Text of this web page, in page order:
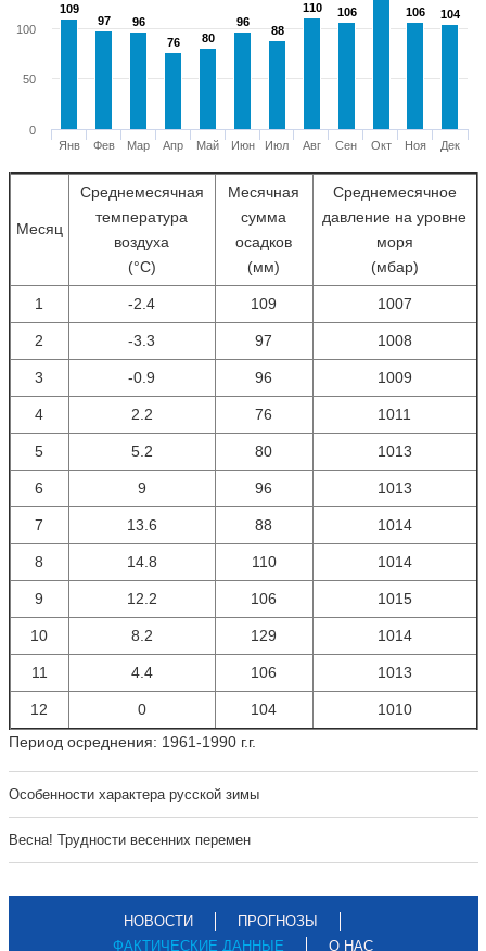
109
109
97
97 96
96
76
76 80
80
96
96
88
88
110
110 106
106
106
106 104
104
Янв Фев Мар Апр Май Июн Июл Авг Сен Окт Ноя Дек
0
50
100
Месяц
Среднемесячная
температура
воздуха
(°С)
Месячная
сумма
осадков
(мм)
Среднемесячное
давление на уровне
моря
(мбар)
1 -2.4 109 1007
2 -3.3 97 1008
3 -0.9 96 1009
4 2.2 76 1011
5 5.2 80 1013
6 9 96 1013
7 13.6 88 1014
8 14.8 110 1014
9 12.2 106 1015
10 8.2 129 1014
11 4.4 106 1013
12 0 104
1010
Период осреднения: 1961-1990 г.г.
Особенности характера русской зимы
Весна! Трудности весенних перемен
НОВОСТИ
ПРОГНОЗЫ
ФАКТИЧЕСКИЕ ДАННЫЕ
О НАС